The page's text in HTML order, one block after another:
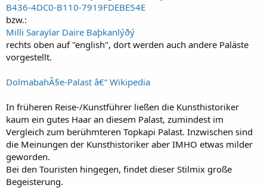
B436-4DC0-B110-7919FDEBE54E
bzw.:
Milli Saraylar Daire Baþkanlýðý
rechts oben auf "english", dort werden auch andere Paläste
vorgestellt.
DolmabahÃ§e-Palast â€“ Wikipedia
In früheren Reise-/Kunstführer ließen die Kunsthistoriker
kaum ein gutes Haar an diesem Palast, zumindest im
Vergleich zum berühmteren Topkapi Palast. Inzwischen sind
die Meinungen der Kunsthistoriker aber IMHO etwas milder
geworden.
Bei den Touristen hingegen, findet dieser Stilmix große
Begeisterung.